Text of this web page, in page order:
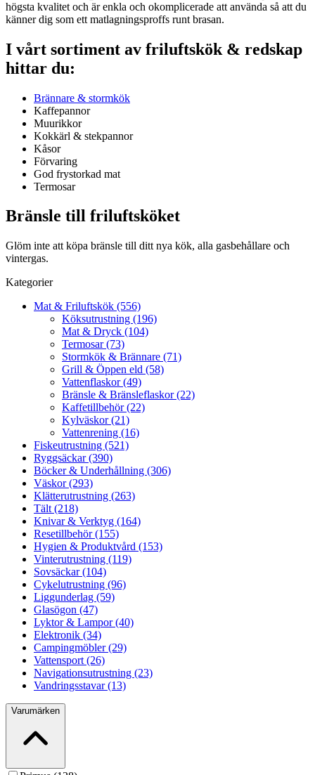
högsta kvalitet och är enkla och okomplicerade att använda så att du
känner dig som ett matlagningsproffs runt brasan.
I vårt sortiment av friluftskök & redskap
hittar du:
Brännare & stormkök
Kaffepannor
Muurikkor
Kokkärl & stekpannor
Kåsor
Förvaring
God frystorkad mat
Termosar
Bränsle till friluftsköket
Glöm inte att köpa bränsle till ditt nya kök, alla gasbehållare och
vintergas.
Kategorier
Mat & Friluftskök (556)
Köksutrustning (196)
Mat & Dryck (104)
Termosar (73)
Stormkök & Brännare (71)
Grill & Öppen eld (58)
Vattenflaskor (49)
Bränsle & Bränsleflaskor (22)
Kaffetillbehör (22)
Kylväskor (21)
Vattenrening (16)
Fiskeutrustning (521)
Ryggsäckar (390)
Böcker & Underhållning (306)
Väskor (293)
Klätterutrustning (263)
Tält (218)
Knivar & Verktyg (164)
Resetillbehör (155)
Hygien & Produktvård (153)
Vinterutrustning (119)
Sovsäckar (104)
Cykelutrustning (96)
Liggunderlag (59)
Glasögon (47)
Lyktor & Lampor (40)
Elektronik (34)
Campingmöbler (29)
Vattensport (26)
Navigationsutrustning (23)
Vandringsstavar (13)
Varumärken